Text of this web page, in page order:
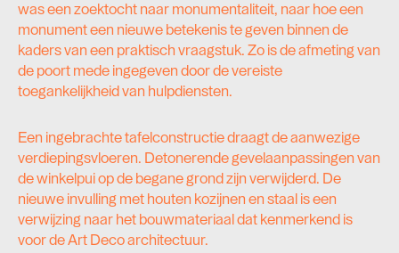
was een zoektocht naar monumentaliteit, naar hoe een
monument een nieuwe betekenis te geven binnen de
kaders van een praktisch vraagstuk. Zo is de afmeting van
de poort mede ingegeven door de vereiste
toegankelijkheid van hulpdiensten.
Een ingebrachte tafelconstructie draagt de aanwezige
verdiepingsvloeren. Detonerende gevelaanpassingen van
de winkelpui op de begane grond zijn verwijderd. De
nieuwe invulling met houten kozijnen en staal is een
verwijzing naar het bouwmateriaal dat kenmerkend is
voor de Art Deco architectuur.